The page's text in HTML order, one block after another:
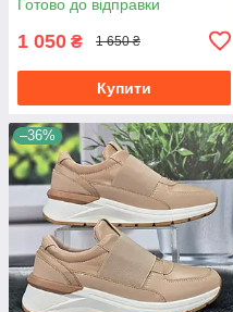
Готово до відправки
1 050 ₴ 1 650 ₴
Купити
–36%